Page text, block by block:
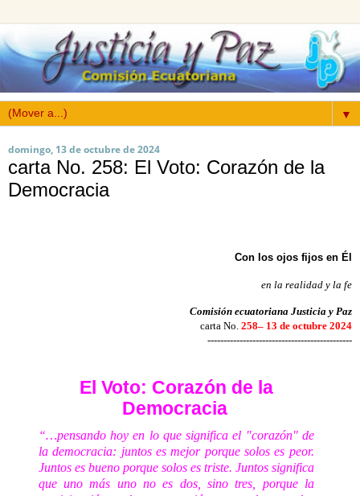
▼
domingo, 13 de octubre de 2024
carta No. 258: El Voto: Corazón de la
Democracia
Con los ojos fijos en Él
en la realidad y la fe
Comisión ecuatoriana Justicia y Paz
carta No.258– 13 de octubre 2024
---------------------------------------------
El Voto: Corazón de la
Democracia
“…pensando hoy en lo que significa el "corazón" de
la democracia: juntos es mejor porque solos es peor.
Juntos es bueno porque solos es triste. Juntos significa
que uno más uno no es dos, sino tres, porque la